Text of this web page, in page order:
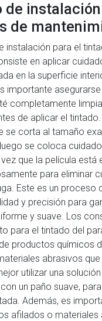
de
de
instalación para el
en aplicar
en la superficie
importante
completamente
de aplicar el
se corta al tamaño
se coloca
que la película está
para eliminar
Este es un proceso
y precisión para
y suave. Los
para el tintado del
productos químicos
abrasivos
utilizar una
un paño suave,
Además, es
afilados o materiales